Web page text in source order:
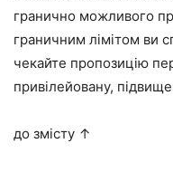
гранично можливого
граничним лімітом ви
чекайте пропозицію
привілейовану,
до змісту ↑